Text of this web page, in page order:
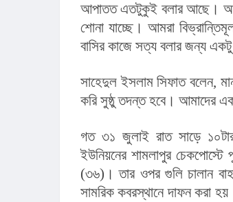
আপাতত এতটুকুই বলার আছে।
শোনা যাচ্ছে। আমরা
বাসির কাজে সত্য বলার জন্য একটু
সাহেদুল ইসলাম সিফাত বলেন,
করি সুষ্ঠু তদন্ত হবে। আমাদের
গত ৩১ জুলাই রাত সাড়ে ১০টার
ইউনিয়নের শামলাপুর চেকপোস্টে
(৩৬)। তার ওপর গুলি চালান
সামরিক কবরস্থানে দাফন করা